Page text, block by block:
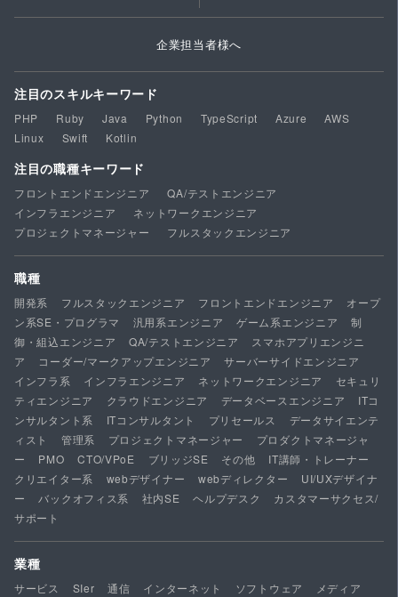
企業担当者様へ
注目のスキルキーワード
PHP Ruby Java Python TypeScript Azure
AWS
Linux
Swift Kotlin
注目の職種キーワード
フロントエンドエンジニア
QA/テストエンジニア
インフラエンジニア
ネットワークエンジニア
プロジェクトマネージャー
フルスタックエンジニア
職種
開発系 フルスタックエンジニア フロントエンドエンジニア
オープ
ン系SE・プログラマ
汎用系エンジニア ゲーム系エンジニア
制
御・組込エンジニア
QA/テストエンジニア
スマホアプリエンジニ
ア
コーダー/マークアップエンジニア
サーバーサイドエンジニア
インフラ系
インフラエンジニア ネットワークエンジニア
セキュリ
ティエンジニア
クラウドエンジニア データベースエンジニア
ITコ
ンサルタント系
ITコンサルタント プリセールス
データサイエンテ
ィスト
管理系 プロジェクトマネージャー
プロダクトマネージャ
ー
PMO CTO/VPoE ブリッジSE その他
IT講師・トレーナー
クリエイター系
webデザイナー webディレクター
UI/UXデザイナ
ー
バックオフィス系 社内SE ヘルプデスク
カスタマーサクセス/
サポート
業種
サービス SIer 通信 インターネット ソフトウェア
メディア